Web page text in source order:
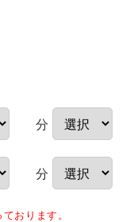
分
分
おります。